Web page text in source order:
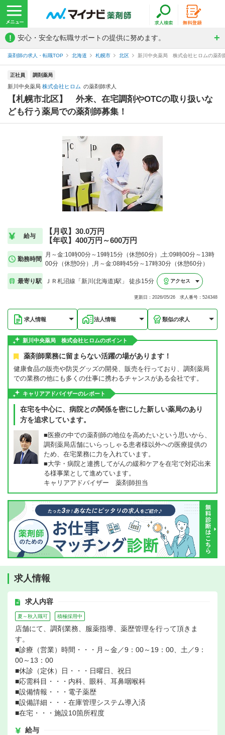
! 安心・安全な転職サポートの提供に努めます。
薬剤師の求人・転職TOP 北海道 札幌市 北区 新川中央薬局 株式会社ヒロムの薬剤
正社員 調剤薬局
新川中央薬局 株式会社ヒロム の薬剤師求人
【札幌市北区】 外来、在宅調剤やOTCの取り扱いな
ども行う薬局での薬剤師募集！
給与
【月収】30.0万円
【年収】400万円～600万円
勤務時間
月～金:10時00分～19時15分（休憩60分）,土:09時00分～13時
00分（休憩0分）,月～金:08時45分～17時30分（休憩60分）
最寄り駅 ＪＲ札沼線「新川(北海道)駅」 徒歩15分 アクセス
更新日：2026/05/26 求人番号：524348
求人情報 法人情報 類似の求人
新川中央薬局 株式会社ヒロムのポイント
薬剤師業務に留まらない活躍の場があります！
健康食品の販売や防災グッズの開発、販売を行っており、調剤薬局
での業務の他にも多くの仕事に携わるチャンスがある会社です。
キャリアアドバイザーのレポート
在宅を中心に、病院との関係を密にした新しい薬局のあり
方を追求しています。
■医療の中での薬剤師の地位を高めたいという思いから、
調剤薬局店舗にいらっしゃる患者様以外への医療提供の
ため、在宅業務に力を入れています。
■大学・病院と連携してがんの緩和ケアを在宅で対応出来
る様事業として進めています。
キャリアアドバイザー 薬剤師担当
求人情報
求人内容
夏～秋入職可 積極採用中
店舗にて、調剤業務、服薬指導、薬歴管理を行って頂きま
す。
■診療（営業）時間・・・月～金／9：00～19：00、土／9：
00～13：00
■休診（定休）日・・・日曜日、祝日
■応需科目・・・内科、眼科、耳鼻咽喉科
■設備情報・・・電子薬歴
■設備詳細・・・在庫管理システム導入済
■在宅・・・施設10箇所程度
給与